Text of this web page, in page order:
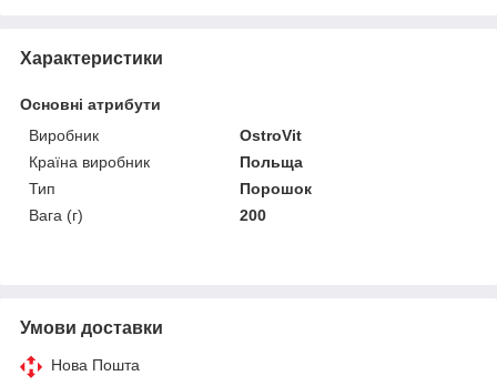
Характеристики
Основні атрибути
Виробник
OstroVit
Країна виробник
Польща
Тип
Порошок
Вага (г)
200
Умови доставки
Нова Пошта